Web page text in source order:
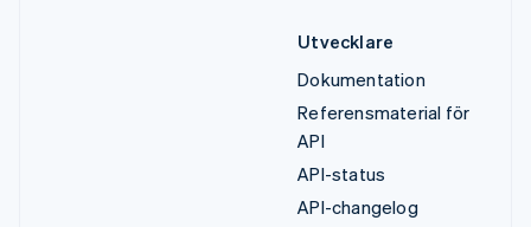
Utvecklare
Dokumentation
Referensmaterial för
API
API-status
API-changelog